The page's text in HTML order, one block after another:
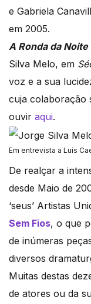
e Gabriela
em 2005.
A Ronda da Noite
Silva Melo, em
voz e a sua
cuja colaboração
ouvir aqui.
Em entrevista a Luís
De realçar a
desde Maio de
‘seus’ Artistas
Sem Fios, o que
de inúmeras
diversos
Muitas destas
de atores ou da